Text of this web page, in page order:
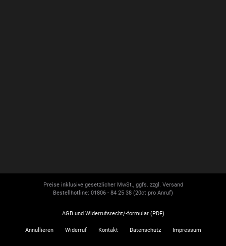
Preise inklusive gesetzlicher MwSt., ggfs. zzgl. Versand
Bestellhotline: 01806 - 84 25 38 (20ct pro Anruf)
AGB und Widerrufsrecht/-formular (PDF)
Annullieren Widerruf Kontakt Datenschutz Impressum